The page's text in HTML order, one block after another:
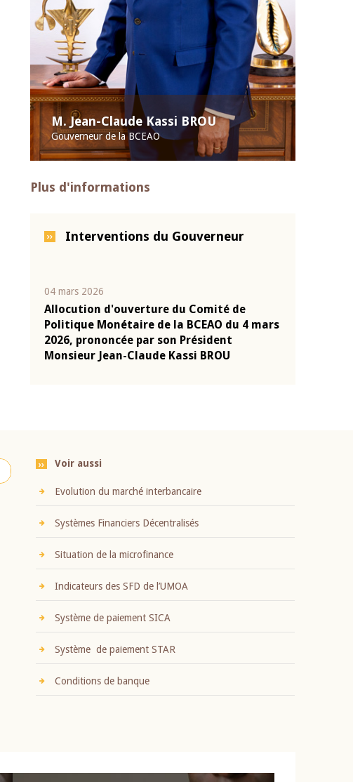
M. Jean-Claude Kassi BROU
Gouverneur de la BCEAO
Plus d'informations
Interventions du Gouverneur
04 mars 2026
Allocution d'ouverture du Comité de
Politique Monétaire de la BCEAO du 4 mars
2026, prononcée par son Président
Monsieur Jean-Claude Kassi BROU
Voir aussi
Evolution du marché interbancaire
Systèmes Financiers Décentralisés
Situation de la microfinance
Indicateurs des SFD de l’UMOA
Système de paiement SICA
Système de paiement STAR
Conditions de banque